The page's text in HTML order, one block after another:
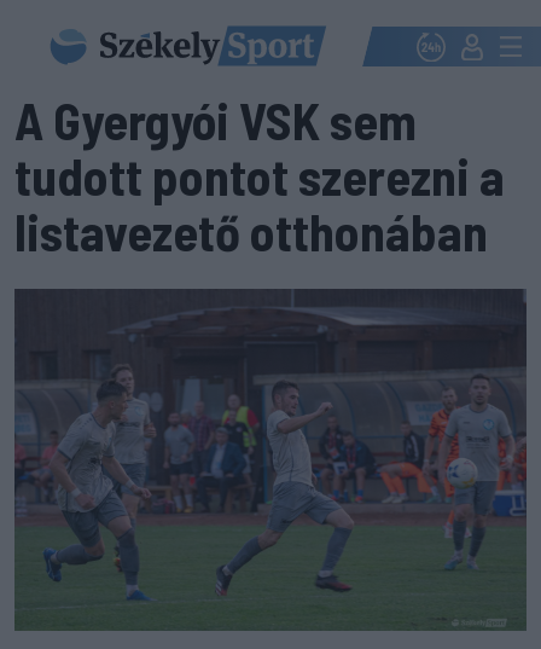
A Gyergyói VSK sem
tudott pontot szerezni a
listavezető otthonában